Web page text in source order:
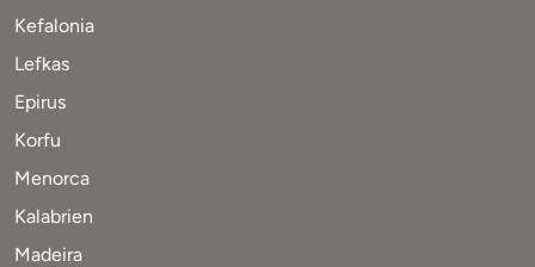
Kefalonia
Lefkas
Epirus
Korfu
Menorca
Kalabrien
Madeira